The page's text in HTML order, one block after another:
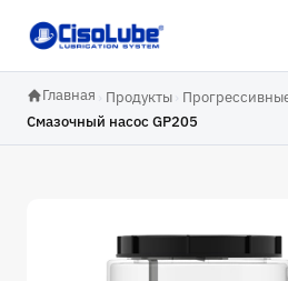
Главная Продукты
Смазочный насос GP205